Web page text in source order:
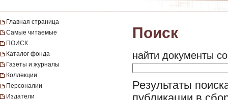
Главная страница
Самые читаемые
ПОИСК
Каталог фонда
Газеты и журналы
Коллекции
Персоналии
Издатели
Поиск
найти документы
Результаты